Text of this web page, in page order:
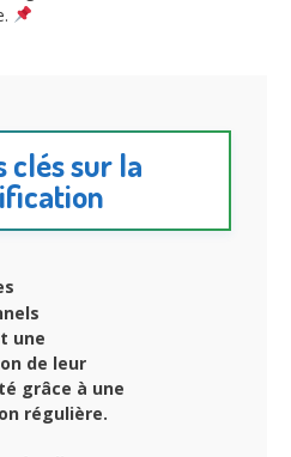
clés sur la
une
de leur
grâce à une
régulière.